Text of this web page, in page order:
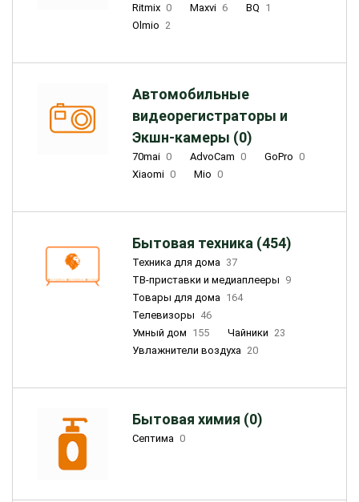
Ritmix 0 Maxvi 6 BQ 1
Olmio 2
Автомобильные
видеорегистраторы и
Экшн-камеры (0)
70mai 0 AdvoCam 0 GoPro 0
Xiaomi 0 Mio 0
Бытовая техника (454)
Техника для дома 37
ТВ-приставки и медиаплееры 9
Товары для дома 164
Телевизоры 46
Умный дом 155 Чайники 23
Увлажнители воздуха 20
Бытовая химия (0)
Септима 0